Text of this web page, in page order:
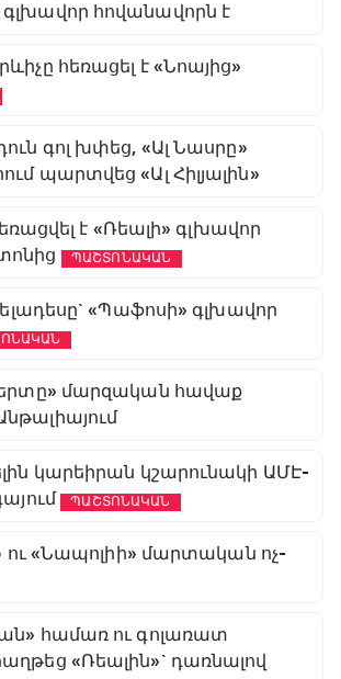
հովանավորն է
հեռացել է «Նոայից»
գոլ խփեց, «Ալ Նասրը»
պարտվեց «Ալ Հիլյալին»
է «Ռեալի» գլխավոր
ՊԱՇՏՈՆԱԿԱՆ
«Պաֆոսի» գլխավոր
մարզական հավաք
կարեիրան կշարունակի ԱՄԷ-
ՊԱՇՏՈՆԱԿԱՆ
ու «Նապոլիի» մարտական ոչ-
համառ ու գոլառատ
«Ռեալին»` դառնալով